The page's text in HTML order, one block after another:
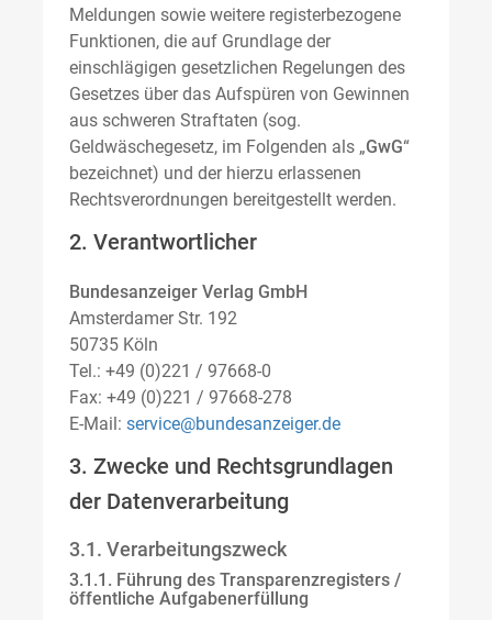
Meldungen sowie weitere registerbezogene
Funktionen, die auf Grundlage der
einschlägigen gesetzlichen Regelungen des
Gesetzes über das Aufspüren von Gewinnen
aus schweren Straftaten (sog.
Geldwäschegesetz, im Folgenden als „GwG“
bezeichnet) und der hierzu erlassenen
Rechtsverordnungen bereitgestellt werden.
2. Verantwortlicher
Bundesanzeiger Verlag GmbH
Amsterdamer Str. 192
50735 Köln
Tel.: +49 (0)221 / 97668-0
Fax: +49 (0)221 / 97668-278
E-Mail: service@bundesanzeiger.de
3. Zwecke und Rechtsgrundlagen
der Datenverarbeitung
3.1. Verarbeitungszweck
3.1.1. Führung des Transparenzregisters /
öffentliche Aufgabenerfüllung